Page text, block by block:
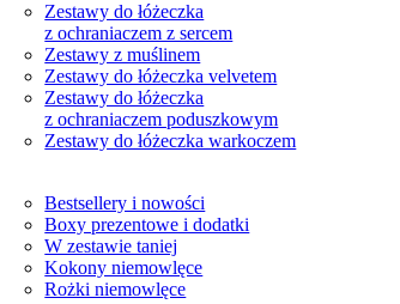
Zestawy do łóżeczka
z ochraniaczem z sercem
Zestawy z muślinem
Zestawy do łóżeczka velvetem
Zestawy do łóżeczka
z ochraniaczem poduszkowym
Zestawy do łóżeczka warkoczem
Bestsellery i nowości
Boxy prezentowe i dodatki
W zestawie taniej
Kokony niemowlęce
Rożki niemowlęce